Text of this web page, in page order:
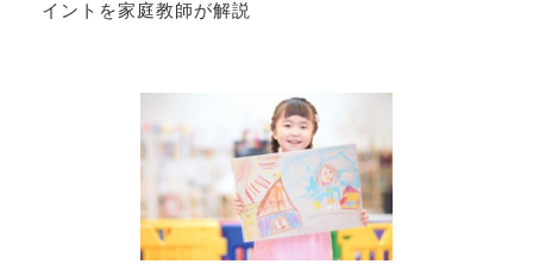
イントを家庭教師が解説